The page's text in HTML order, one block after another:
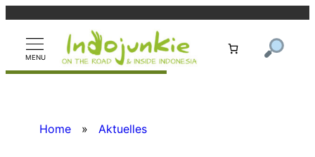
springen
Home » Aktuelles